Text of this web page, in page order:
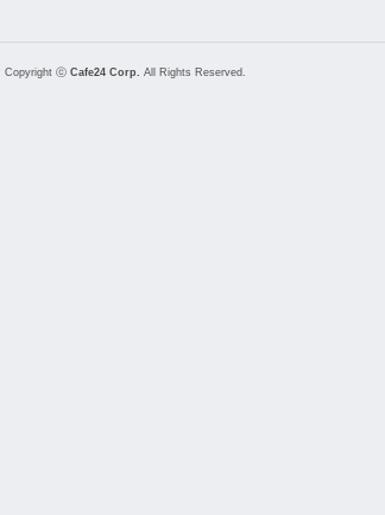
Copyright ⓒ Cafe24 Corp. All Rights Reserved.